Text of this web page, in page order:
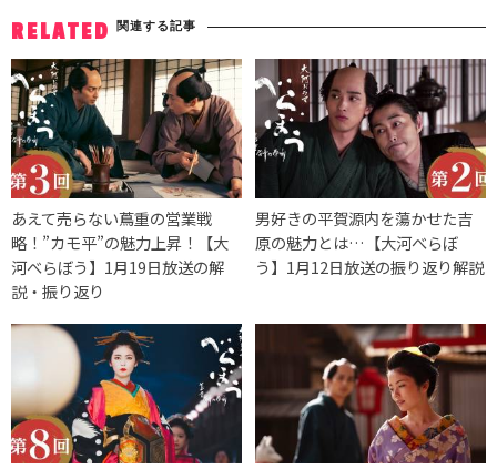
RELATED 関連する記事
あえて売らない蔦重の営業戦
略！”カモ平”の魅力上昇！【大
河べらぼう】1月19日放送の解
説・振り返り
男好きの平賀源内を蕩かせた吉
原の魅力とは…【大河べらぼ
う】1月12日放送の振り返り解説